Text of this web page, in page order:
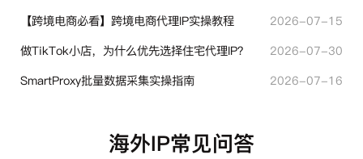
【跨境电商必看】跨境电商代理IP实操教程
2026-07-15
做TikTok小店，为什么优先选择住宅代理IP？
2026-07-30
SmartProxy批量数据采集实操指南
2026-07-16
海外IP常见问答